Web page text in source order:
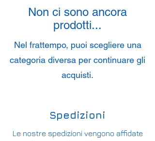
Non ci sono ancora
prodotti...
Nel frattempo, puoi scegliere una
categoria diversa per continuare gli
acquisti.
Spedizioni
Le nostre spedizioni vengono affidate